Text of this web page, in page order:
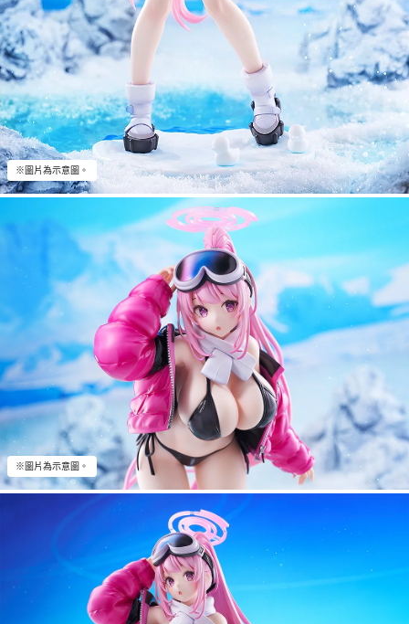
※圖片為示意圖。
※圖片為示意圖。